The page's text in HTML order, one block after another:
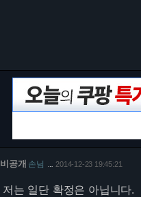
비공개 손님 2014-12-23 19:45:21
저는 일단 확정은 아닙니다.